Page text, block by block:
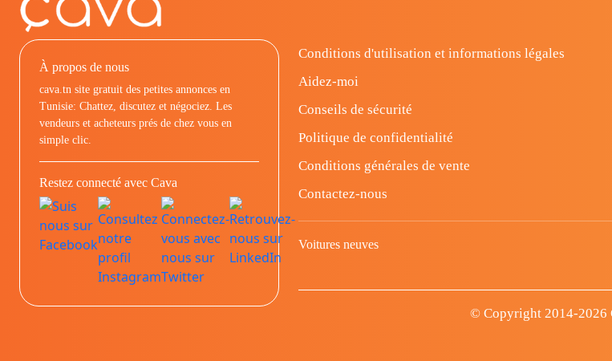
À propos de nous
cava.tn site gratuit des petites annonces en
Tunisie: Chattez, discutez et négociez. Les
vendeurs et acheteurs prés de chez vous en
simple clic.
Restez connecté avec Cava
Conditions d'utilisation et informations légales
Aidez-moi
Conseils de sécurité
Politique de confidentialité
Conditions générales de vente
Contactez-nous
Voitures neuves
© Copyright 2014-2026